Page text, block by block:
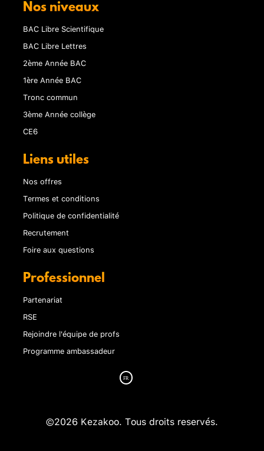
Nos niveaux
BAC Libre Scientifique
BAC Libre Lettres
2ème Année BAC
1ère Année BAC
Tronc commun
3ème Année collège
CE6
Liens utiles
Nos offres
Termes et conditions
Politique de confidentialité
Recrutement
Foire aux questions
Professionnel
Partenariat
RSE
Rejoindre l'équipe de profs
Programme ambassadeur
©2026 Kezakoo. Tous droits reservés.